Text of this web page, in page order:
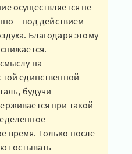
осуществляется не
– под действием
Благодаря этому
на
единственной
будучи
при такой
время. Только после
остывать